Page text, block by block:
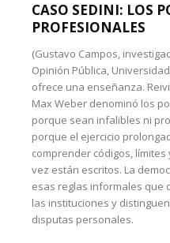
CASO SEDINI: LOS
PROFESIONALES
(Gustavo Campos,
Opinión Pública,
ofrece una enseñanza.
Max Weber denominó los
porque sean infalibles ni
porque el ejercicio
comprender códigos,
vez están escritos. La
esas reglas informales que
las instituciones y
disputas personales.